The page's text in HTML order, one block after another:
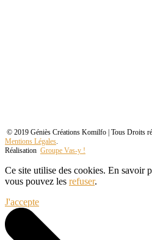
© 2019 Géniès Créations Komilfo | Tous Droits
Mentions Légales
Réalisation Groupe Vas-y !
Ce site utilise des cookies. En savoir
vous pouvez les refuser.
J'accepte